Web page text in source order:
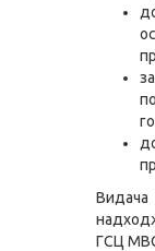
Видача
ГСЦ